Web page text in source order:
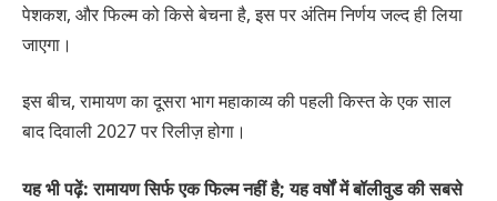
पेशकश, और फिल्म को किसे बेचना है, इस पर अंतिम निर्णय जल्द ही लिया
जाएगा।
इस बीच, रामायण का दूसरा भाग महाकाव्य की पहली किस्त के एक साल
बाद दिवाली 2027 पर रिलीज़ होगा।
यह भी पढ़ें:रामायण सिर्फ एक फिल्म नहीं है; यह वर्षों में बॉलीवुड की सबसे